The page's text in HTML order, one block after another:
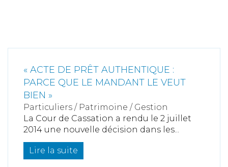
« ACTE DE PRÊT AUTHENTIQUE :
PARCE QUE LE MANDANT LE VEUT
BIEN »
Particuliers / Patrimoine / Gestion
La Cour de Cassation a rendu le 2 juillet
2014 une nouvelle décision dans les...
Lire la suite